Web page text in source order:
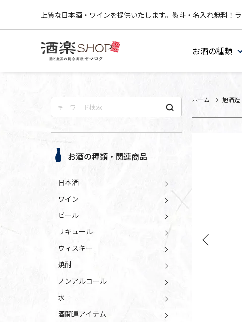
上質な日本酒・ワインを提供いたします。熨斗・名入れ無料！ラ
お酒の種類
ホーム 旭酒造
Previous
お酒の種類・関連商品
日本酒
ワイン
ビール
リキュール
ウィスキー
焼酎
ノンアルコール
水
酒関連アイテム